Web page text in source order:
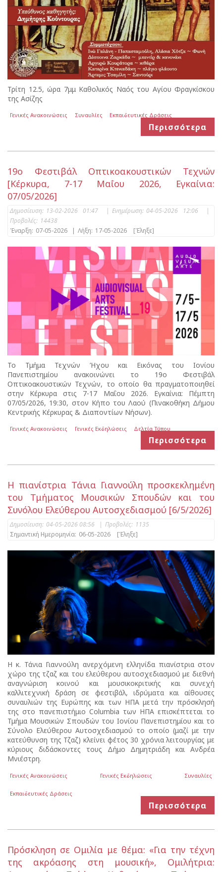
Τρίτη 12.5, ώρα 7μμ Καθολικός Ναός του Αγίου Φραγκίσκου
της Ασίζης
Γενικές Ανακοινώσεις Συναυλίες Εκπαιδευτικές Δράσεις
Περισσότερα
19ο Φεστιβάλ Οπτικοακουστικών Τεχνών
[Κέρκυρα, 7-17 Μαΐου 2026, Εγκαίνια:
07/05/2026]
Δημοσίευση: 13-02-2026 01:47 | Ενημέρωση: 04-05-2026 12:06
|
Προβολές: 14438
Έναρξη: 07-05-2026 | Λήξη: 17-05-2026 [Έληξε]
Το Τμήμα Τεχνών Ήχου και Εικόνας του Ιονίου
Πανεπιστημίου ανακοινώνει το 19ο Φεστιβάλ
Οπτικοακουστικών Τεχνών, το οποίο θα πραγματοποιηθεί
στην Κέρκυρα στις 7-17 Μαΐου 2026. Εγκαίνια: Πέμπτη
07/05/2026, 19:30, στον Κήπο του Λαού (Πινακοθήκη Δήμου
Κεντρικής Κέρκυρας & Διαποντίων Νήσων).
Γενικές Ανακοινώσεις Γενικές Εκδηλώσεις Δελτία Τύπου
Περισσότερα
Η πιανίστρια Τάνια Γιαννούλη προσκεκλημένη
του Τμήματος Μουσικών Σπουδών και του
Συνόλου Ελεύθερου Αυτοσχεδιασμού [6/5/2026]
Δημοσίευση: 04-05-2026 08:56 | Προβολές: 1135
Σημαντική Ημερομηνία: 06-05-2026 [Έληξε]
Η κ. Τάνια Γιαννούλη ανερχόμενη ελληνίδα πιανίστρια στον
χώρο της τζαζ και του ελεύθερου αυτοσχεδιασμού με διεθνή
αναγνώριση κοινού και μουσικοκριτικής και συνεχή
καλλιτεχνική δράση σε φεστιβάλ, ιδρύματα και αίθουσες
συναυλιών της Ευρώπης και των ΗΠΑ μετά την πρόσκλησή
της στο πανεπιστήμιο Columbia των ΗΠΑ επισκέπτεται το
Τμήμα Μουσικών Σπουδών του Ιονίου Πανεπιστημίου και το
Σύνολο Ελεύθερου Αυτοσχεδιασμού το οποίο (μαζί με την
κατεύθυνση της Τζαζ) κλείνει φέτος 30 χρόνια λειτουργίας με
κύριους διδάσκοντες τους Δήμο Δημητριάδη και Ανδρέα
Μνιέστρη.
Γενικές Ανακοινώσεις Γενικές Εκδηλώσεις Συναυλίες
Εκπαιδευτικές Δράσεις
Περισσότερα
Πρόσκληση σε Ομιλία με θέμα: «Για την τέχνη
της ακρόασης στη μουσική», Ομιλήτρια: